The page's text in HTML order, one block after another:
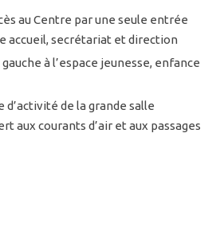
au Centre par une seule entrée
accueil, secrétariat et direction
à l’espace jeunesse, enfance
d’activité de la grande salle
aux courants d’air et aux passages